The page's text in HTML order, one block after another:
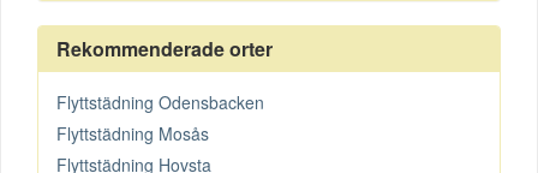
Rekommenderade orter
Flyttstädning Odensbacken
Flyttstädning Mosås
Flyttstädning Hovsta